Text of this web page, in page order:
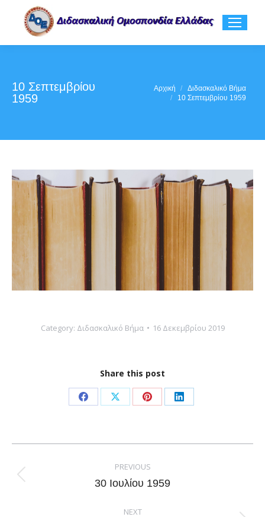
10 Σεπτεμβρίου
1959
Αρχική
Διδασκαλικό Βήμα
10 Σεπτεμβρίου 1959
Category: Διδασκαλικό Βήμα 16 Δεκεμβρίου 2019
Share this post
Share
Facebook
Share
X
Share
Pinterest
Share
LinkedIn
navigation
PREVIOUS
Previous
30 Ιουλίου 1959
NEXT